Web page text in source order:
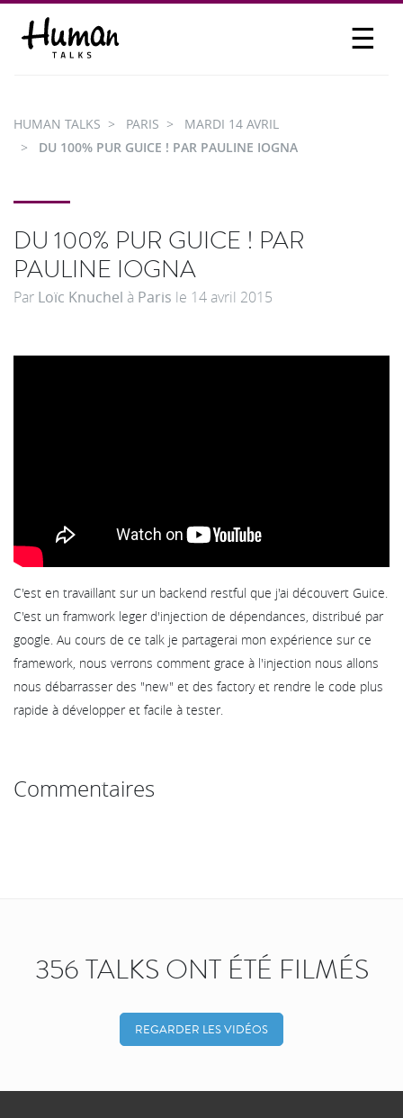
☰
PARTICIPER
HUMAN TALKS PARIS
MARDI 14 AVRIL
DU 100% PUR GUICE ! PAR PAULINE IOGNA
DU 100% PUR GUICE ! PAR
PAULINE IOGNA
Par Loïc Knuchel à Paris le 14 avril 2015
C'est en travaillant sur un backend restful que j'ai découvert Guice.
C'est un framwork leger d'injection de dépendances, distribué par
google. Au cours de ce talk je partagerai mon expérience sur ce
framework, nous verrons comment grace à l'injection nous allons
nous débarrasser des "new" et des factory et rendre le code plus
rapide à développer et facile à tester.
Commentaires
356 TALKS ONT ÉTÉ FILMÉS
REGARDER LES VIDÉOS